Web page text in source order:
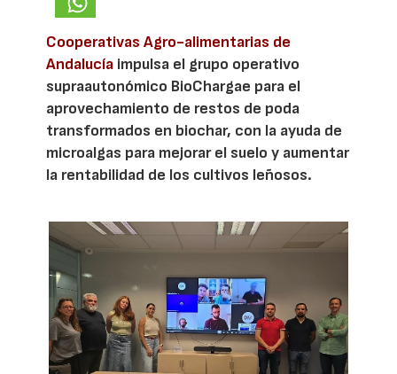
Cooperativas Agro-alimentarias de
Andalucía impulsa el grupo operativo
supraautonómico BioChargae para el
aprovechamiento de restos de poda
transformados en biochar, con la ayuda de
microalgas para mejorar el suelo y aumentar
la rentabilidad de los cultivos leñosos.